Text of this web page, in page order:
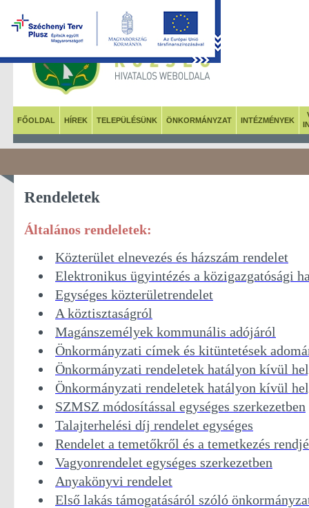
FŐOLDAL HÍREK TELEPÜLÉSÜNK ÖNKORMÁNYZAT INTÉZMÉNYEK
Rendeletek
Általános rendeletek:
Közterület elnevezés és házszám rendelet
Elektronikus ügyintézés a közigazgatósági
Egységes közterületrendelet
A köztisztaságról
Magánszemélyek kommunális adójáról
Önkormányzati címek és kitüntetések
Önkormányzati rendeletek hatályon kívül
Önkormányzati rendeletek hatályon kívül
SZMSZ módosítással egységes szerkezetben
Talajterhelési díj rendelet egységes
Rendelet a temetőkről és a temetkezés
Vagyonrendelet egységes szerkezetben
Anyakönyvi rendelet
Első lakás támogatásáról szóló